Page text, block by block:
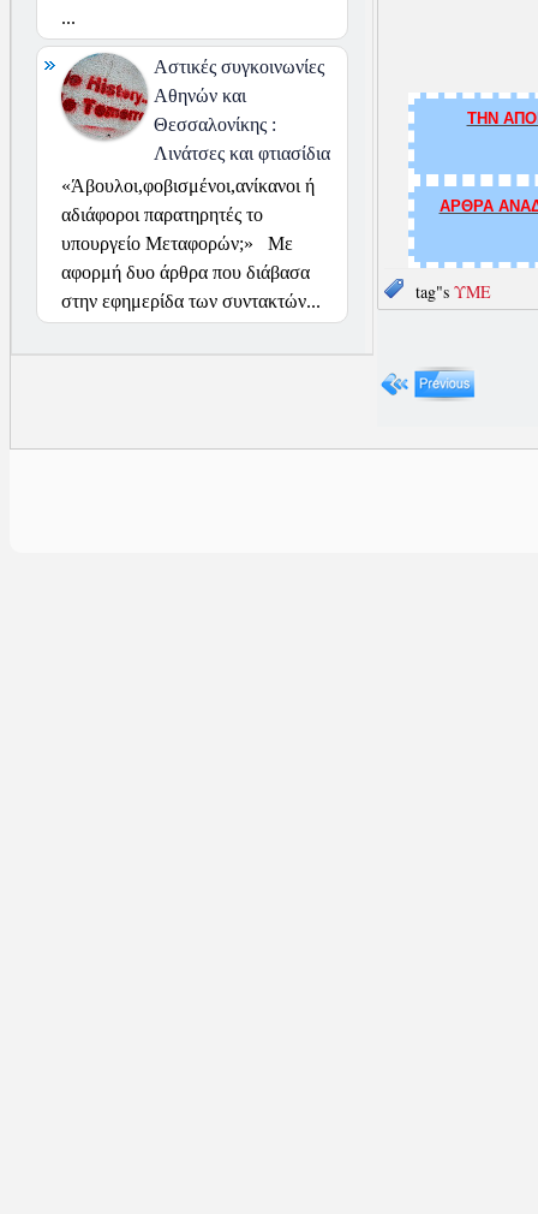
ΤΗΝ
ΑΡΘΡΑ
tag"s ΥΜΕ
...
Αστικές συγκοινωνίες
Αθηνών και
Θεσσαλονίκης :
Λινάτσες και φτιασίδια
«Άβουλοι,φοβισμένοι,ανίκανοι ή
αδιάφοροι παρατηρητές το
υπουργείο Μεταφορών;» Με
αφορμή δυο άρθρα που διάβασα
στην εφημερίδα των συντακτών...